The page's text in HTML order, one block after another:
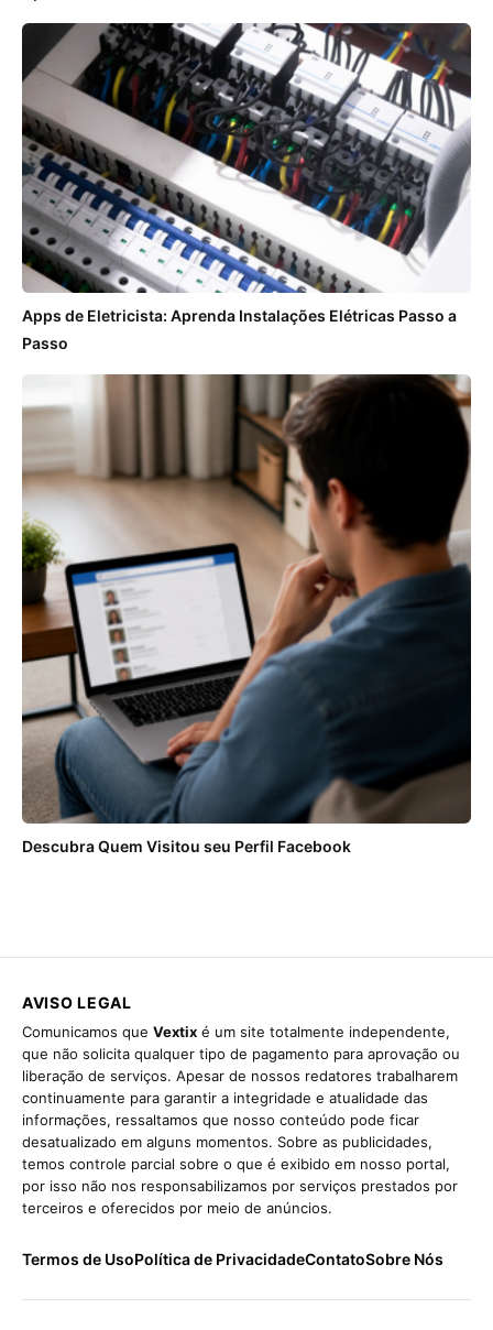
Apps de Eletricista: Aprenda Instalações Elétricas Passo a
Passo
Descubra Quem Visitou seu Perfil Facebook
AVISO LEGAL
Comunicamos que Vextix é um site totalmente independente,
que não solicita qualquer tipo de pagamento para aprovação ou
liberação de serviços. Apesar de nossos redatores trabalharem
continuamente para garantir a integridade e atualidade das
informações, ressaltamos que nosso conteúdo pode ficar
desatualizado em alguns momentos. Sobre as publicidades,
temos controle parcial sobre o que é exibido em nosso portal,
por isso não nos responsabilizamos por serviços prestados por
terceiros e oferecidos por meio de anúncios.
Termos de UsoPolítica de PrivacidadeContatoSobre Nós